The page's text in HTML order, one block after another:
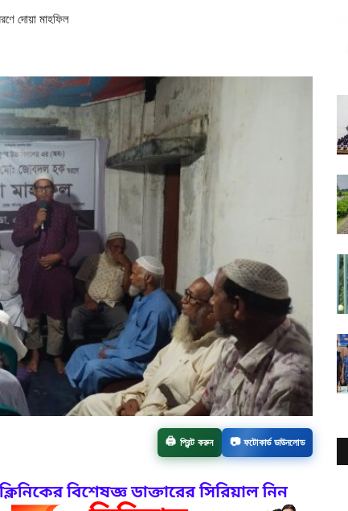
দোয়া মাহফিল
🖨️ প্রিন্ট করুন 📷ফটোকার্ড ডাউনলোড